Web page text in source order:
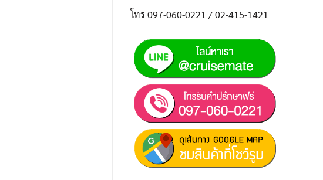
โทร 097-060-0221 / 02-415-1421